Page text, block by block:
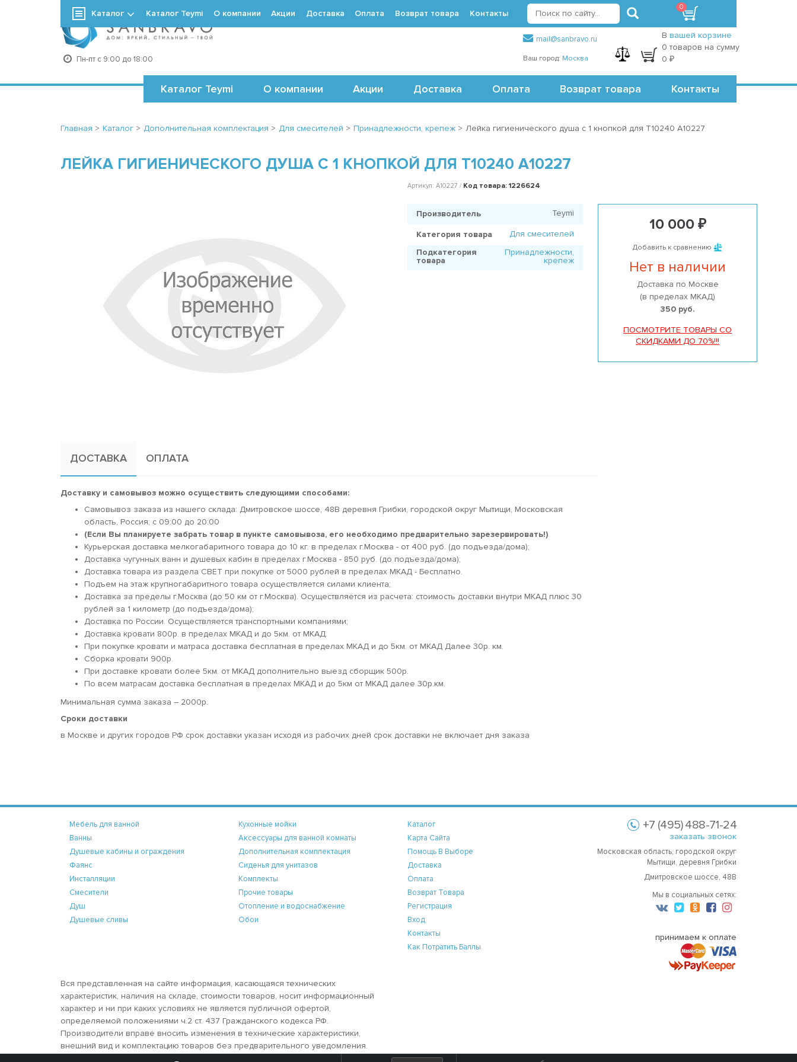
Пн-пт с 9:00 до 18:00
+7 (495) 488-71-24 Точки самовывоза
mail@sanbravo.ru
Ваш город: Москва
регистрация
В вашей корзине
0 товаров на сумму
0 ₽
Каталог Teymi О компании Акции Доставка Оплата Возврат товара Контакты
Каталог Каталог Teymi О компании Акции Доставка Оплата Возврат товара Контакты
0
Главная > Каталог > Дополнительная комплектация > Для смесителей > Принадлежности, крепеж > Лейка гигиенического душа с 1 кнопкой для T10240 A10227
ЛЕЙКА ГИГИЕНИЧЕСКОГО ДУША С 1 КНОПКОЙ ДЛЯ T10240 A10227
Артикул: A10227 / Код товара: 1226624
10 000 ₽
Добавить к сравнению
Нет в наличии
Доставка по Москве
(в пределах МКАД)
350 руб.
ПОСМОТРИТЕ ТОВАРЫ СО
СКИДКАМИ ДО 70%!!!
Производитель Teymi
Категория товара
Для смесителей
Подкатегория
товара
Принадлежности,
крепеж
ДОСТАВКА ОПЛАТА
Доставку и самовывоз можно осуществить следующими способами:
Самовывоз заказа из нашего склада: Дмитровское шоссе, 48В деревня Грибки, городской округ Мытищи, Московская
область, Россия; c 09:00 до 20:00
(Если Вы планируете забрать товар в пункте самовывоза, его необходимо предварительно зарезервировать!)
Курьерская доставка мелкогабаритного товара до 10 кг. в пределах г.Москва - от 400 руб. (до подъезда/дома);
Доставка чугунных ванн и душевых кабин в пределах г.Москва - 850 руб. (до подъезда/дома);
Доставка товара из раздела СВЕТ при покупке от 5000 рублей в пределах МКАД - Бесплатно.
Подъем на этаж крупногабаритного товара осуществляется силами клиента;
Доставка за пределы г.Москва (до 50 км от г.Москва). Осуществляется из расчета: стоимость доставки внутри МКАД плюс 30
рублей за 1 километр (до подъезда/дома);
Доставка по России. Осуществляется транспортными компаниями;
Доставка кровати 800р. в пределах МКАД и до 5км. от МКАД.
При покупке кровати и матраса доставка бесплатная в пределах МКАД и до 5км. от МКАД Далее 30р. км.
Сборка кровати 900р.
При доставке кровати более 5км. от МКАД дополнительно выезд сборщик 500р.
По всем матрасам доставка бесплатная в пределах МКАД и до 5км от МКАД далее 30р.км.
Минимальная сумма заказа – 2000р.
Сроки доставки
в Москве и других городов РФ срок доставки указан исходя из рабочих дней срок доставки не включает дня заказа
Мебель для ванной
Ванны
Душевые кабины и ограждения
Фаянс
Инсталляции
Смесители
Душ
Душевые сливы
Кухонные мойки
Аксессуары для ванной комнаты
Дополнительная комплектация
Сиденья для унитазов
Комплекты
Прочие товары
Отопление и водоснабжение
Обои
Каталог
Карта Сайта
Помощь В Выборе
Доставка
Оплата
Возврат Товара
Регистрация
Вход
Контакты
Как Потратить Баллы
+7 (495) 488-71-24
заказать звонок
Московская область, городской округ
Мытищи, деревня Грибки
Дмитровское шоссе, 48В
Мы в социальных сетях:
принимаем к оплате
Вся представленная на сайте информация, касающаяся технических
характеристик, наличия на складе, стоимости товаров, носит информационный
характер и ни при каких условиях не является публичной офертой,
определяемой положениями ч.2 ст. 437 Гражданского кодекса РФ.
Производители вправе вносить изменения в технические характеристики,
внешний вид и комплектацию товаров без предварительного уведомления.